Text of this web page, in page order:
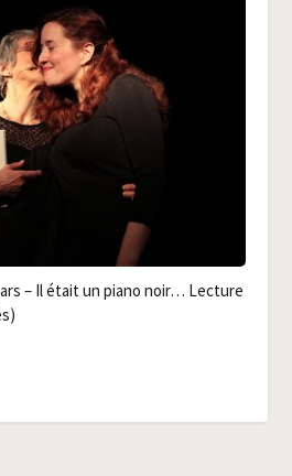
– Il était un pia­no noir… Lec­ture